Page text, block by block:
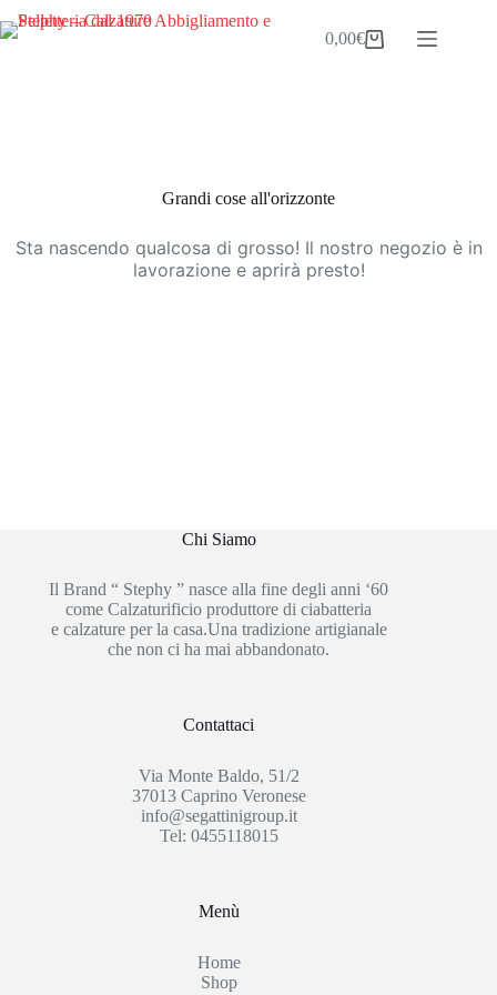
al
Carrello
0,00€
Grandi cose all'orizzonte
Sta nascendo qualcosa di grosso! Il nostro negozio è in
lavorazione e aprirà presto!
Chi Siamo
Il Brand “ Stephy ” nasce alla fine degli anni ‘60
come Calzaturificio produttore di ciabatteria
e calzature per la casa.Una tradizione artigianale
che non ci ha mai abbandonato.
Contattaci
Via Monte Baldo, 51/2
37013 Caprino Veronese
info@segattinigroup.it
Tel: 0455118015
Menù
Home
Shop